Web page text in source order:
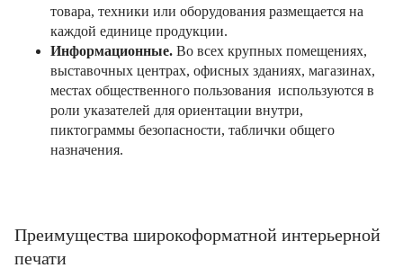
товара, техники или оборудования размещается на
каждой единице продукции.
Информационные. Во всех крупных помещениях,
выставочных центрах, офисных зданиях, магазинах,
местах общественного пользования используются в
роли указателей для ориентации внутри,
пиктограммы безопасности, таблички общего
назначения.
Преимущества широкоформатной интерьерной
печати